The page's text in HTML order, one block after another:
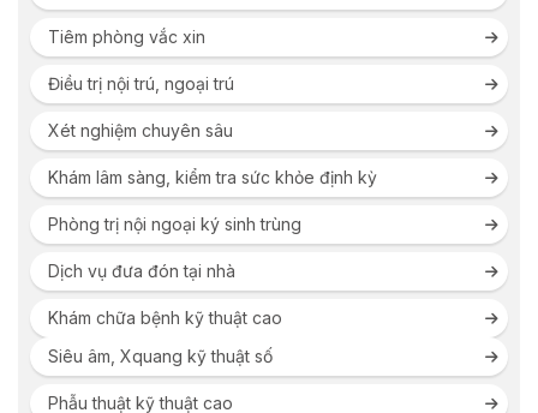
Tiêm phòng vắc xin
Điều trị nội trú, ngoại trú
Xét nghiệm chuyên sâu
Khám lâm sàng, kiểm tra sức khỏe định kỳ
Phòng trị nội ngoại ký sinh trùng
Dịch vụ đưa đón tại nhà
Khám chữa bệnh kỹ thuật cao
Siêu âm, Xquang kỹ thuật số
Phẫu thuật kỹ thuật cao